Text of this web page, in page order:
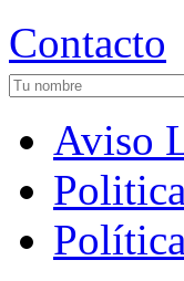
Contacto
Aviso